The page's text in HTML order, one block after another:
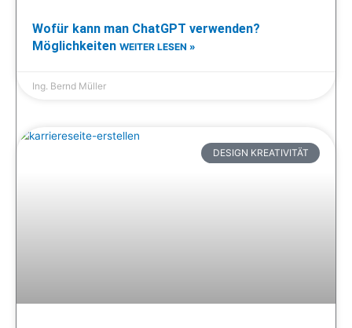
Wofür kann man ChatGPT verwenden?
Möglichkeiten WEITER LESEN »
Ing. Bernd Müller
DESIGN KREATIVITÄT